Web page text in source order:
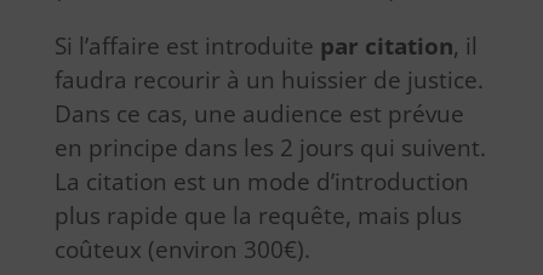
Si l’affaire est introduite par citation, il
faudra recourir à un huissier de justice.
Dans ce cas, une audience est prévue
en principe dans les 2 jours qui suivent.
La citation est un mode d’introduction
plus rapide que la requête, mais plus
coûteux (environ 300€).